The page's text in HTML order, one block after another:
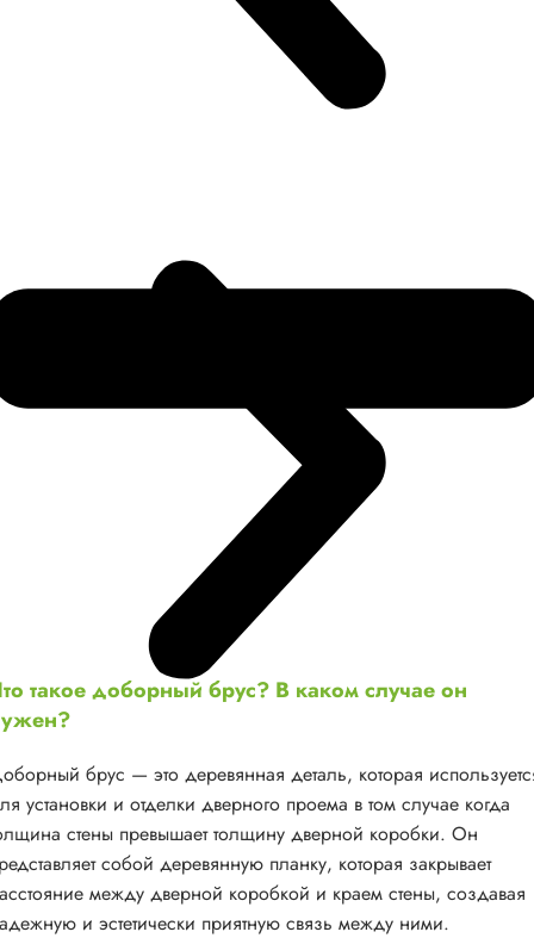
такое доборный брус? В каком случае он
брус — это деревянная деталь, которая
установки и отделки дверного проема в том случае когда
стены превышает толщину дверной коробки. Он
собой деревянную планку, которая закрывает
между дверной коробкой и краем стены, создавая
и эстетически приятную связь между ними.